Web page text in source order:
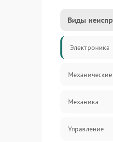
Виды
Электроника
Механика
Управление